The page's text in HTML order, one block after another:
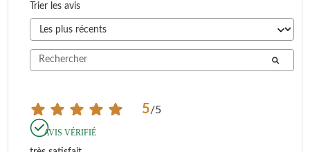
Trier les avis
5/5
AVIS VÉRIFIÉ